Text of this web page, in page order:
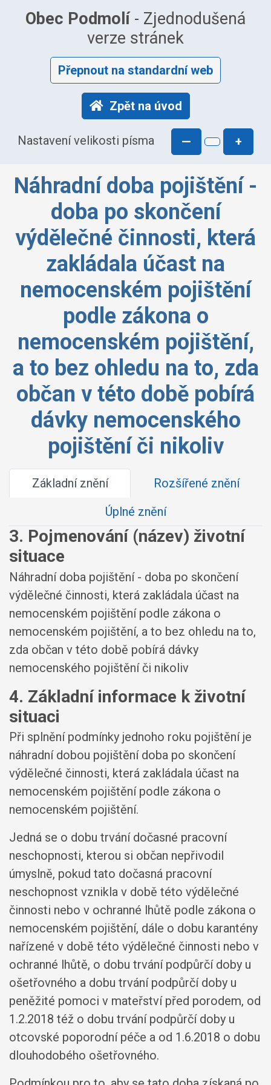
Obec Podmolí- Zjednodušená
verze stránek
Přepnout na standardní web
Zpět na úvod
Nastavení velikosti písma — +
Náhradní doba pojištění -
doba po skončení
výdělečné činnosti, která
zakládala účast na
nemocenském pojištění
podle zákona o
nemocenském pojištění,
a to bez ohledu na to, zda
občan v této době pobírá
dávky nemocenského
pojištění či nikoliv
Základní znění
Rozšířené znění
Úplné znění
3. Pojmenování (název) životní
situace
Náhradní doba pojištění - doba po skončení
výdělečné činnosti, která zakládala účast na
nemocenském pojištění podle zákona o
nemocenském pojištění, a to bez ohledu na to,
zda občan v této době pobírá dávky
nemocenského pojištění či nikoliv
4. Základní informace k životní
situaci
Při splnění podmínky jednoho roku pojištění je
náhradní dobou pojištění doba po skončení
výdělečné činnosti, která zakládala účast na
nemocenském pojištění podle zákona o
nemocenském pojištění.
Jedná se o dobu trvání dočasné pracovní
neschopnosti, kterou si občan nepřivodil
úmyslně, pokud tato dočasná pracovní
neschopnost vznikla v době této výdělečné
činnosti nebo v ochranné lhůtě podle zákona o
nemocenském pojištění, dále o dobu karantény
nařízené v době této výdělečné činnosti nebo v
ochranné lhůtě, o dobu trvání podpůrčí doby u
ošetřovného a dobu trvání podpůrčí doby u
peněžité pomoci v mateřství před porodem, od
1.2.2018 též o dobu trvání podpůrčí doby u
otcovské poporodní péče a od 1.6.2018 o dobu
dlouhodobého ošetřovného.